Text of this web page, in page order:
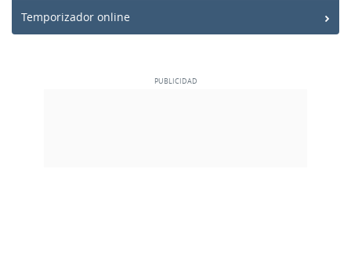
Temporizador online